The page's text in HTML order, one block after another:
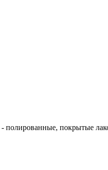
полированные, покрытые